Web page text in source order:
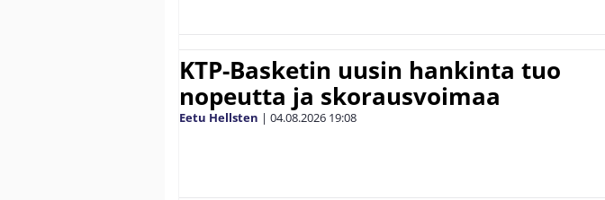
KTP-Basketin uusin hankinta tuo
nopeutta ja skorausvoimaa
Eetu Hellsten | 04.08.2026 19:08